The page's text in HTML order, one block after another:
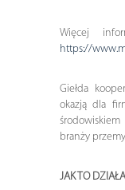
Więcej
https://
Giełda
okazją dla
branży
JAK TO